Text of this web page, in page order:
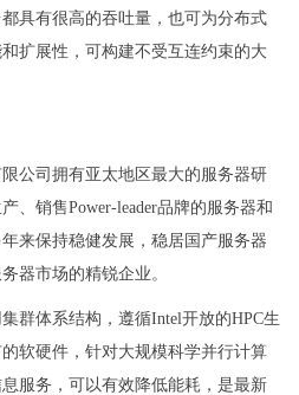
具有很高的吞吐量，也可为分布式
扩展性，可构建不受互连约束的大
公司拥有亚太地区最大的服务器研
、销售Power-leader品牌的服务器和
来保持稳健发展，稳居国产服务器
器市场的精锐企业。
群体系结构，遵循Intel开放的HPC生
软硬件，针对大规模科学并行计算
服务，可以有效降低能耗，是最新